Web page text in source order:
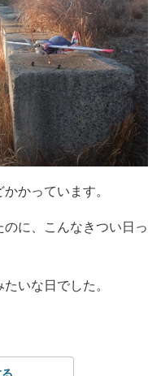
かっています。
に、こんなきつい日っ
いな日でした。